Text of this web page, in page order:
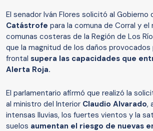
El senador Iván Flores solicitó al Gobierno
Catástrofe para la comuna de Corral y
comunas costeras de la Región de Los
que la magnitud de los daños
frontal supera las capacidades que
Alerta Roja.
El parlamentario afirmó que realizó la
al ministro del Interior Claudio Alvarado,
intensas lluvias, los fuertes vientos y la
suelos aumentan el riesgo de nuevas